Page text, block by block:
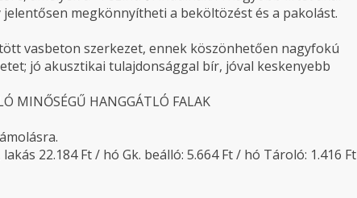
megkönnyítheti a beköltözést és a pakolást.
vasbeton szerkezet, ennek köszönhetően nagyfokú
jó akusztikai tulajdonsággal bír, jóval keskenyebb
HANGGÁTLÓ FALAK
22.184 Ft / hó Gk. beálló: 5.664 Ft / hó Tároló: 1.416 Ft